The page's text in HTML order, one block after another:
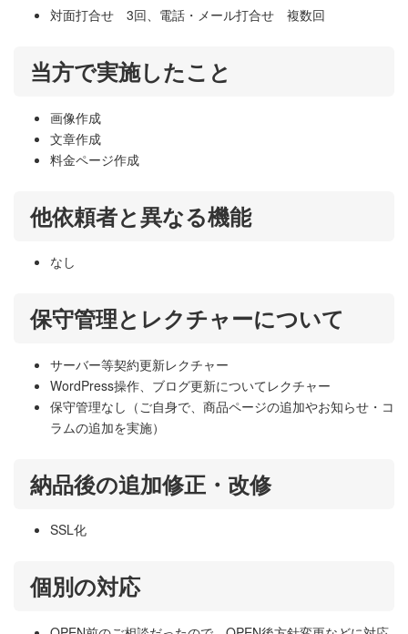
対面打合せ 3回、電話・メール打合せ 複数回
当方で実施したこと
画像作成
文章作成
料金ページ作成
他依頼者と異なる機能
なし
保守管理とレクチャーについて
サーバー等契約更新レクチャー
WordPress操作、ブログ更新についてレクチャー
保守管理なし（ご自身で、商品ページの追加やお知らせ・コ
ラムの追加を実施）
納品後の追加修正・改修
SSL化
個別の対応